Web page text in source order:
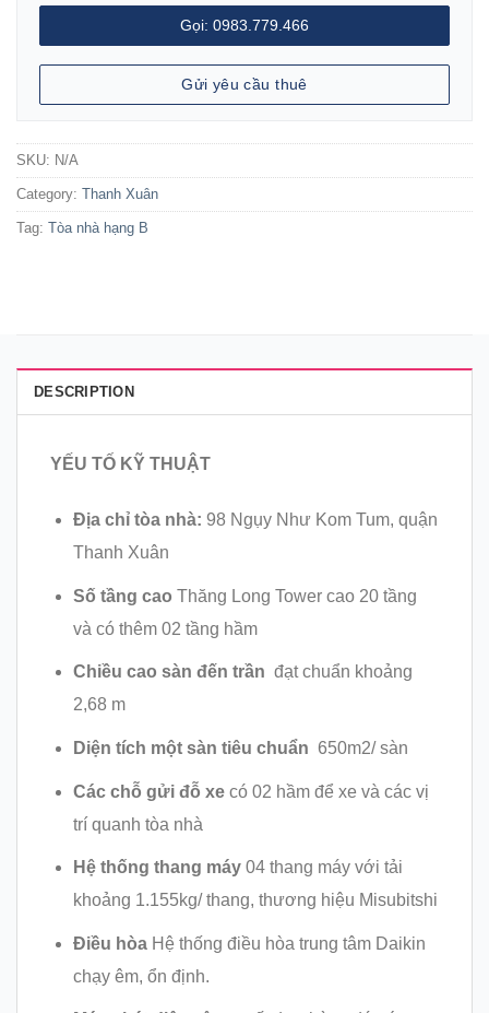
Gọi: 0983.779.466
Gửi yêu cầu thuê
SKU: N/A
Category: Thanh Xuân
Tag: Tòa nhà hạng B
DESCRIPTION
YẾU TỐ KỸ THUẬT
Địa chỉ tòa nhà: 98 Ngụy Như Kom Tum, quận
Thanh Xuân
Số tầng cao Thăng Long Tower cao 20 tầng
và có thêm 02 tầng hầm
Chiều cao sàn đến trần đạt chuẩn khoảng
2,68 m
Diện tích một sàn tiêu chuẩn 650m2/ sàn
Các chỗ gửi đỗ xe có 02 hầm để xe và các vị
trí quanh tòa nhà
Hệ thống thang máy 04 thang máy với tải
khoảng 1.155kg/ thang, thương hiệu Misubitshi
Điều hòa Hệ thống điều hòa trung tâm Daikin
chạy êm, ổn định.